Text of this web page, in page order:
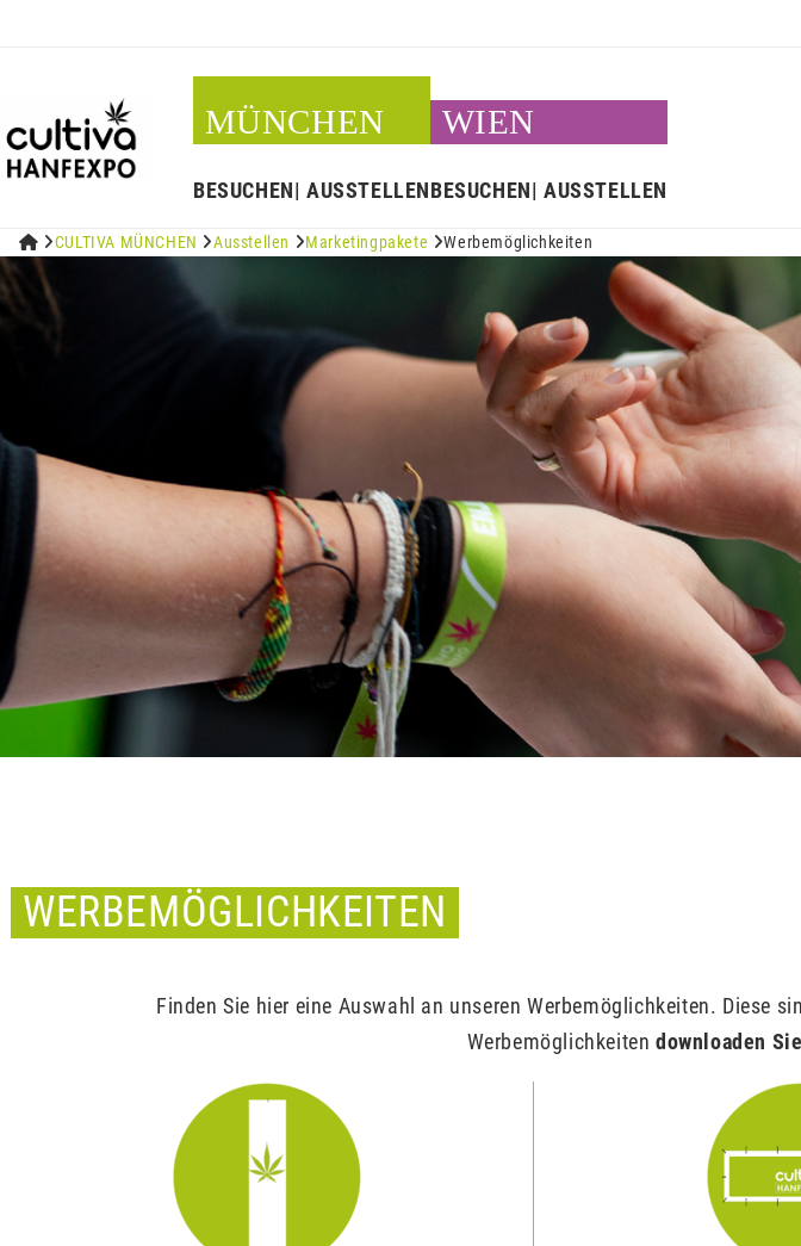
MÜNCHEN
BESUCHEN AUSSTELLEN
WIEN
BESUCHEN AUSSTELLEN
 CULTIVA MÜNCHEN Ausstellen Marketingpakete Werbemöglichkeiten
WERBEMÖGLICHKEITEN
Finden Sie hier eine Auswahl an unseren Werbemöglichkeiten. Diese
Werbemöglichkeiten downloaden